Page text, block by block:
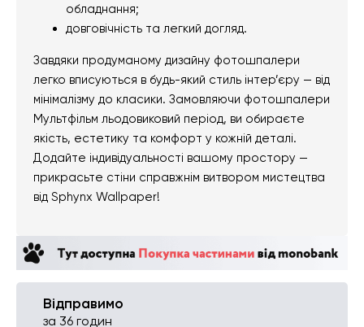
обладнання;
довговічність та легкий догляд.
Завдяки продуманому дизайну фотошпалери
легко вписуються в будь-який стиль інтер’єру — від
мінімалізму до класики. Замовляючи фотошпалери
Мультфільм льодовиковий період, ви обираєте
якість, естетику та комфорт у кожній деталі.
Додайте індивідуальності вашому простору —
прикрасьте стіни справжнім витвором мистецтва
від Sphynx Wallpaper!
Відправимо
за 36 годин